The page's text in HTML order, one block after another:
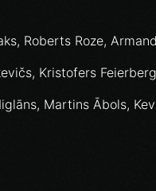
Roberts Roze,
Kristofers
Martins Ābols,